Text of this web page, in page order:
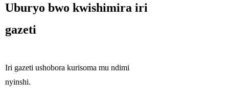
Uburyo bwo kwishimira iri
gazeti
Iri gazeti ushobora kurisoma mu ndimi
nyinshi.